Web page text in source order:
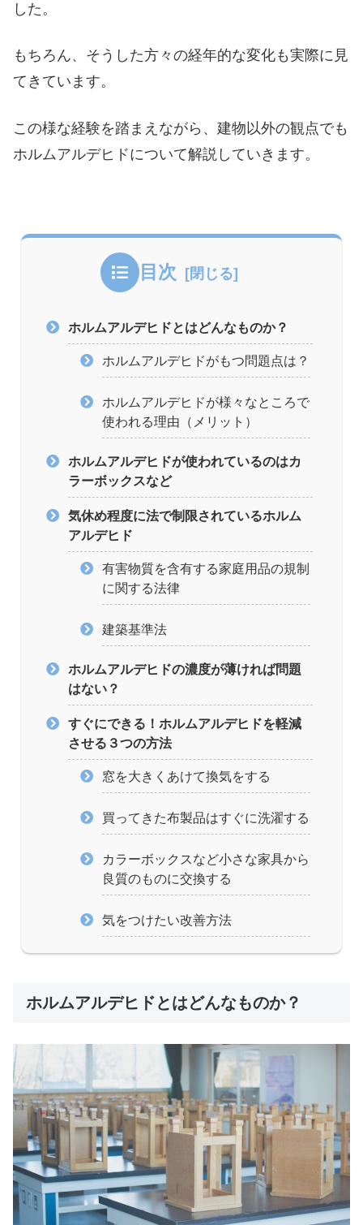
した。
もちろん、そうした方々の経年的な変化も実際に見
てきています。
この様な経験を踏まえながら、建物以外の観点でも
ホルムアルデヒドについて解説していきます。
目次
ホルムアルデヒドとはどんなものか？
ホルムアルデヒドがもつ問題点は？
ホルムアルデヒドが様々なところで
使われる理由（メリット）
ホルムアルデヒドが使われているのはカ
ラーボックスなど
気休め程度に法で制限されているホルム
アルデヒド
有害物質を含有する家庭用品の規制
に関する法律
建築基準法
ホルムアルデヒドの濃度が薄ければ問題
はない？
すぐにできる！ホルムアルデヒドを軽減
させる３つの方法
窓を大きくあけて換気をする
買ってきた布製品はすぐに洗濯する
カラーボックスなど小さな家具から
良質のものに交換する
気をつけたい改善方法
ホルムアルデヒドとはどんなものか？